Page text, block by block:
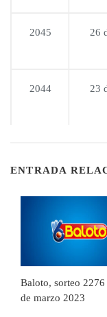
2045
26
2044
23
ENTRADA
Baloto, sorteo 2276
de marzo 2023